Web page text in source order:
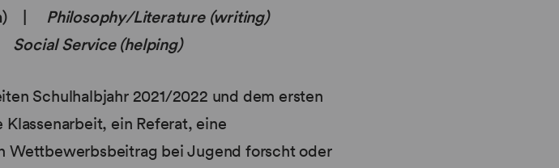
|
Philosophy/Literature (writing)
Social Service (helping)
Schulhalbjahr 2021/2022 und dem ersten
ein Referat, eine
Wettbewerbsbeitrag bei Jugend forscht oder